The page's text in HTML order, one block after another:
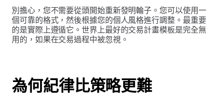
別擔心，您不需要從頭開始重新發明輪子。您可以使用一
個可靠的格式，然後根據您的個人風格進行調整。最重要
的是實際上遵循它。世界上最好的交易計畫模板是完全無
用的，如果在交易過程中被忽視。
為何紀律比策略更難